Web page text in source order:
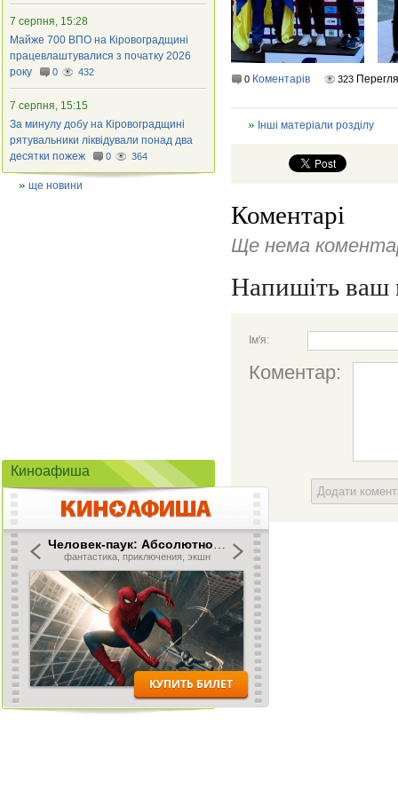
0 Коментарів 323
Інші матеріали розділу
Коментарі
Ще нема
Напишіть ваш
Ім'я:
Коментар:
Додати
7 серпня, 15:28
Майже 700 ВПО на Кіровоградщині
працевлаштувалися з початку 2026
року
0 432
7 серпня, 15:15
За минулу добу на Кіровоградщині
рятувальники ліквідували понад два
десятки пожеж
0 364
ще новини
Киноафиша